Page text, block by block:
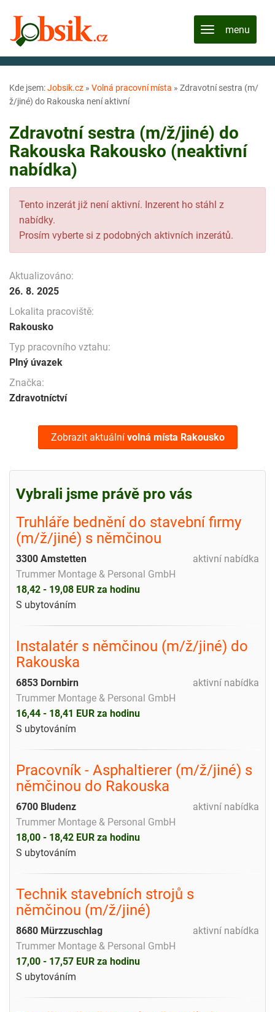
Kde jsem:Jobsik.cz » Volná pracovní místa » Zdravotní sestra (m/
ž/jiné) do Rakouska není aktivní
Zdravotní sestra (m/ž/jiné) do
Rakouska Rakousko (neaktivní
nabídka)
Tento inzerát již není aktivní. Inzerent ho stáhl z
nabídky.
Prosím vyberte si z podobných aktivních inzerátů.
Aktualizováno:
26. 8. 2025
Lokalita pracoviště:
Rakousko
Typ pracovního vztahu:
Plný úvazek
Značka:
Zdravotníctví
Zobrazit aktuální volná místa Rakousko
Vybrali jsme právě pro vás
Truhláře bednění do stavební firmy
(m/ž/jiné) s němčinou
aktivní nabídka
3300 Amstetten
Trummer Montage & Personal GmbH
18,42 - 19,08 EUR za hodinu
S ubytováním
Instalatér s němčinou (m/ž/jiné) do
Rakouska
aktivní nabídka
6853 Dornbirn
Trummer Montage & Personal GmbH
16,44 - 18,41 EUR za hodinu
S ubytováním
Pracovník - Asphaltierer (m/ž/jiné) s
němčinou do Rakouska
aktivní nabídka
6700 Bludenz
Trummer Montage & Personal GmbH
18,00 - 18,42 EUR za hodinu
S ubytováním
Technik stavebních strojů s
němčinou (m/ž/jiné)
aktivní nabídka
8680 Mürzzuschlag
Trummer Montage & Personal GmbH
17,00 - 17,57 EUR za hodinu
S ubytováním